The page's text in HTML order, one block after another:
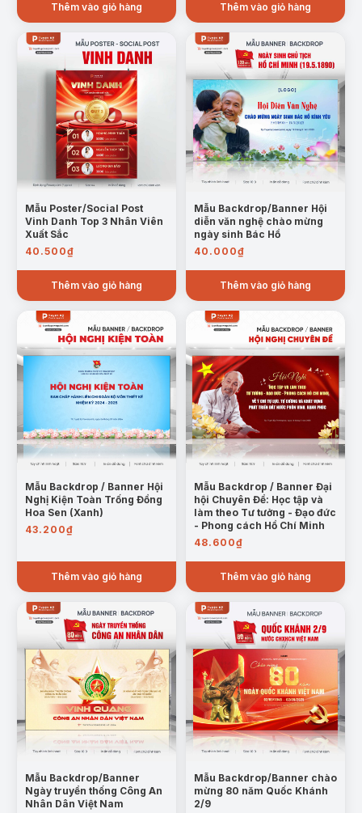
Thêm vào giỏ hàng Thêm vào giỏ hàng
Mẫu Poster/Social Post
Vinh Danh Top 3 Nhân Viên
Xuất Sắc
40.500₫
Thêm vào giỏ hàng
Mẫu Backdrop/Banner Hội
diễn văn nghệ chào mừng
ngày sinh Bác Hồ
40.000₫
Thêm vào giỏ hàng
Mẫu Backdrop / Banner Hội
Nghị Kiện Toàn Trống Đồng
Hoa Sen (Xanh)
43.200₫
Thêm vào giỏ hàng
Mẫu Backdrop / Banner Đại
hội Chuyên Đề: Học tập và
làm theo Tư tưởng - Đạo đức
- Phong cách Hồ Chí Minh
48.600₫
Thêm vào giỏ hàng
Mẫu Backdrop/Banner
Ngày truyền thống Công An
Nhân Dân Việt Nam
Mẫu Backdrop/Banner chào
mừng 80 năm Quốc Khánh
2/9